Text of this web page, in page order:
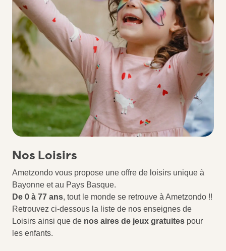
Nos Loisirs
Ametzondo vous propose une offre de loisirs unique à
Bayonne et au Pays Basque.
De 0 à 77 ans, tout le monde se retrouve à Ametzondo !!
Retrouvez ci-dessous la liste de nos enseignes de
Loisirs ainsi que de nos aires de jeux gratuites pour
les enfants.